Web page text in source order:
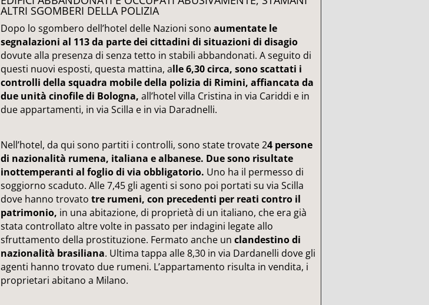
ALTRI SGOMBERI DELLA POLIZIA
Dopo lo sgombero dell’hotel delle Nazioni sono aumentate le
segnalazioni al 113 da parte dei cittadini di situazioni di disagio
dovute alla presenza di senza tetto in stabili abbandonati. A seguito di
questi nuovi esposti, questa mattina, alle 6,30 circa, sono scattati i
controlli della squadra mobile della polizia di Rimini, affiancata da
due unità cinofile di Bologna, all’hotel villa Cristina in via Cariddi e in
due appartamenti, in via Scilla e in via Daradnelli.
Nell’hotel, da qui sono partiti i controlli, sono state trovate 24 persone
di nazionalità rumena, italiana e albanese. Due sono risultate
inottemperanti al foglio di via obbligatorio. Uno ha il permesso di
soggiorno scaduto. Alle 7,45 gli agenti si sono poi portati su via Scilla
dove hanno trovato tre rumeni, con precedenti per reati contro il
patrimonio, in una abitazione, di proprietà di un italiano, che era già
stata controllato altre volte in passato per indagini legate allo
sfruttamento della prostituzione. Fermato anche un clandestino di
nazionalità brasiliana. Ultima tappa alle 8,30 in via Dardanelli dove gli
agenti hanno trovato due rumeni. L’appartamento risulta in vendita, i
proprietari abitano a Milano.